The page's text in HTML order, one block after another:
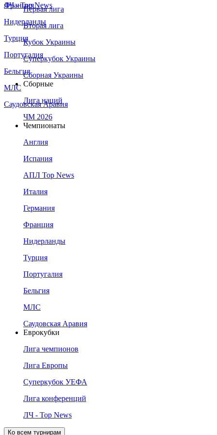
Франция
Нидерланды
Турция
Португалия
Бельгия
МЛС
Саудовская Аравия
ЛЧ - Top News
Первая лига
Вторая лига
Кубок Украины
Суперкубок Украины
Сборная Украины
Сборные
Лига наций
ЧМ 2026
Чемпионаты
Англия
Испания
АПЛ Top News
Италия
Германия
Франция
Нидерланды
Турция
Португалия
Бельгия
МЛС
Саудовская Аравия
Еврокубки
Лига чемпионов
Лига Европы
Суперкубок УЕФА
Лига конференций
ЛЧ - Top News
Ко всем турнирам